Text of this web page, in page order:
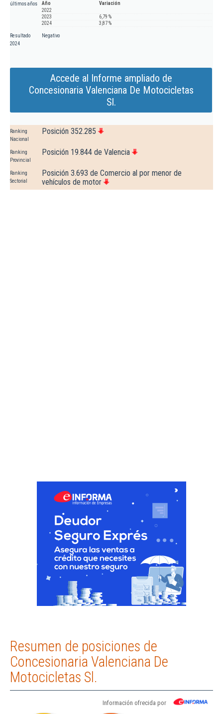
últimos años
Año
Variación
2022
2023
6,79 %
2024
3,87 %
Resultado
2024
Negativo
Accede al Informe ampliado de
Concesionaria Valenciana De Motocicletas
Sl.
Ranking
Nacional
Posición 352.285
Ranking
Provincial
Posición 19.844 de Valencia
Ranking
Sectorial
Posición 3.693 de Comercio al por menor de
vehículos de motor
Resumen de posiciones de
Concesionaria Valenciana De
Motocicletas Sl.
Información ofrecida por